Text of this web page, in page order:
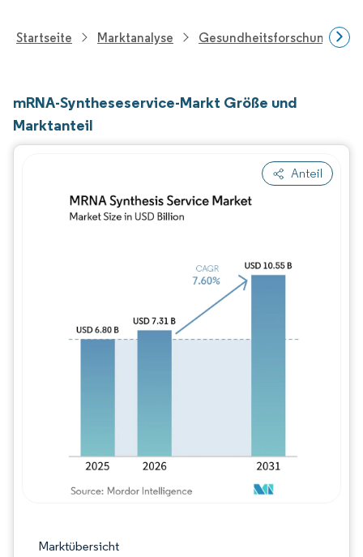
Startseite Marktanalyse Gesundheitsforschung
mRNA-Syntheseservice-Markt Größe und
Marktanteil
Anteil
Marktübersicht